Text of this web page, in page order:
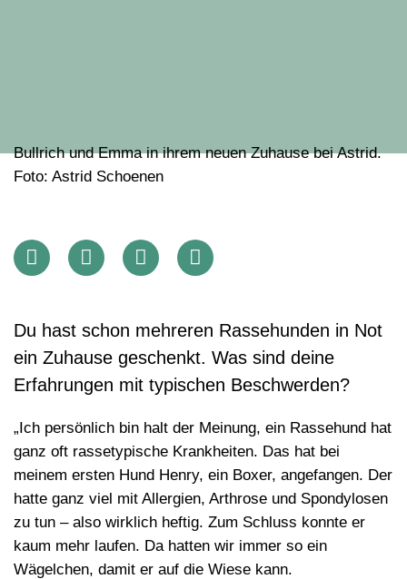
Bullrich und Emma in ihrem neuen Zuhause bei Astrid.
Foto: Astrid Schoenen
Du hast schon mehreren Rassehunden in Not
ein Zuhause geschenkt. Was sind deine
Erfahrungen mit typischen Beschwerden?
„Ich persönlich bin halt der Meinung, ein Rassehund hat
ganz oft rassetypische Krankheiten. Das hat bei
meinem ersten Hund Henry, ein Boxer, angefangen. Der
hatte ganz viel mit Allergien, Arthrose und Spondylosen
zu tun – also wirklich heftig. Zum Schluss konnte er
kaum mehr laufen. Da hatten wir immer so ein
Wägelchen, damit er auf die Wiese kann.